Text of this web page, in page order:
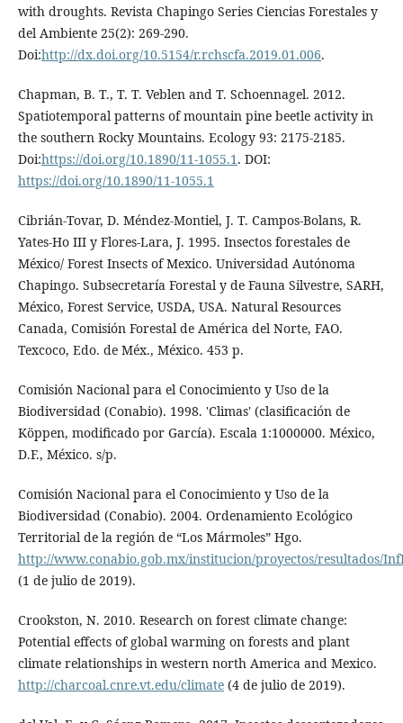
with droughts. Revista Chapingo Series Ciencias Forestales y
del Ambiente 25(2): 269-290.
Doi:http://dx.doi.org/10.5154/r.rchscfa.2019.01.006.
Chapman, B. T., T. T. Veblen and T. Schoennagel. 2012.
Spatiotemporal patterns of mountain pine beetle activity in
the southern Rocky Mountains. Ecology 93: 2175-2185.
Doi:https://doi.org/10.1890/11-1055.1. DOI:
https://doi.org/10.1890/11-1055.1
Cibrián-Tovar, D. Méndez-Montiel, J. T. Campos-Bolans, R.
Yates-Ho III y Flores-Lara, J. 1995. Insectos forestales de
México/ Forest Insects of Mexico. Universidad Autónoma
Chapingo. Subsecretaría Forestal y de Fauna Silvestre, SARH,
México, Forest Service, USDA, USA. Natural Resources
Canada, Comisión Forestal de América del Norte, FAO.
Texcoco, Edo. de Méx., México. 453 p.
Comisión Nacional para el Conocimiento y Uso de la
Biodiversidad (Conabio). 1998. 'Climas' (clasificación de
Köppen, modificado por García). Escala 1:1000000. México,
D.F., México. s/p.
Comisión Nacional para el Conocimiento y Uso de la
Biodiversidad (Conabio). 2004. Ordenamiento Ecológico
Territorial de la región de “Los Mármoles” Hgo.
http://www.conabio.gob.mx/institucion/proyectos/resultados/
(1 de julio de 2019).
Crookston, N. 2010. Research on forest climate change:
Potential effects of global warming on forests and plant
climate relationships in western north America and Mexico.
http://charcoal.cnre.vt.edu/climate(4 de julio de 2019).